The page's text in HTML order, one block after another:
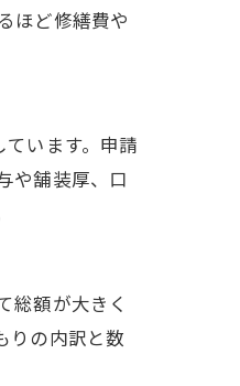
ほど修繕費や
います。申請
や舗装厚、口
総額が大きく
りの内訳と数